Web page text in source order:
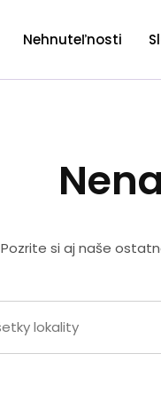
Nehnuteľnosti
Pozrite si aj naše